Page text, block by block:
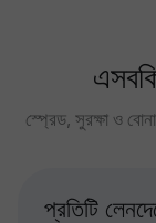
স্প্রেড, সুরক্ষা ও
প্রতিটি